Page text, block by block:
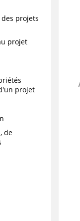
projets
projet
projet
de